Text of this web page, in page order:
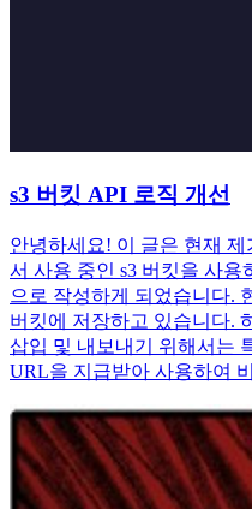
s3 버킷 API 로직 개선
안녕하세요! 이 글은 현재
서 사용 중인 s3 버킷을 사
으로 작성하게 되었습니다.
버킷에 저장하고 있습니다.
삽입 및 내보내기 위해서는
URL을 지급받아 사용하여